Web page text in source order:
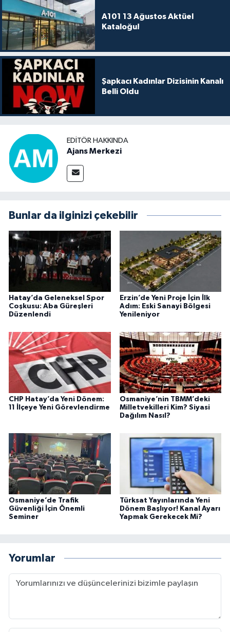
A101 13 Ağustos Aktüel
Kataloğu!
Şapkacı Kadınlar Dizisinin Kanalı
Belli Oldu
EDITÖR HAKKINDA
Ajans Merkezi
Bunlar da ilginizi çekebilir
Hatay’da Geleneksel Spor
Coşkusu: Aba Güreşleri
Düzenlendi
Erzin’de Yeni Proje İçin İlk
Adım: Eski Sanayi Bölgesi
Yenileniyor
CHP Hatay’da Yeni Dönem:
11 İlçeye Yeni Görevlendirme
Osmaniye’nin TBMM’deki
Milletvekilleri Kim? Siyasi
Dağılım Nasıl?
Osmaniye’de Trafik
Güvenliği İçin Önemli
Seminer
Türksat Yayınlarında Yeni
Dönem Başlıyor! Kanal Ayarı
Yapmak Gerekecek Mi?
Yorumlar